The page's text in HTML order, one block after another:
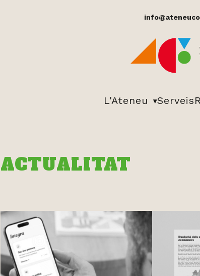
L'Ateneu Serveis
ACTUALITAT